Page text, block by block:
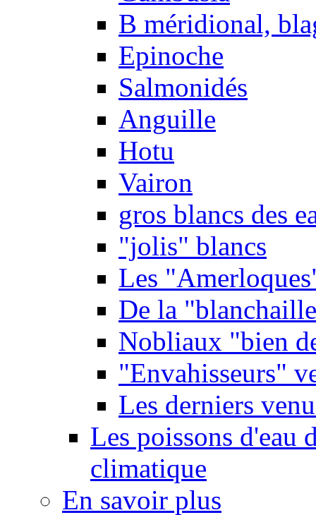
B méridional,
Epinoche
Salmonidés
Anguille
Hotu
Vairon
gros blancs des
"jolis" blancs
Les
De la
Nobliaux "bien
"Envahisseurs"
Les derniers
Les poissons d'eau
climatique
En savoir plus